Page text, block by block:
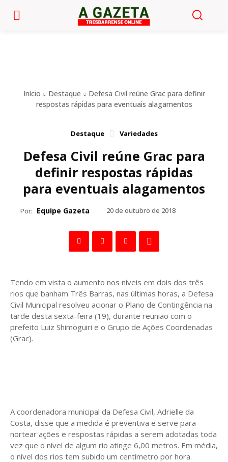
Início Destaque
Defesa Civil reúne Grac para definir
respostas rápidas para eventuais alagamentos
Destaque Variedades
Defesa Civil reúne Grac para
definir respostas rápidas
para eventuais alagamentos
Por: Equipe Gazeta 20 de outubro de 2018
Tendo em vista o aumento nos níveis em dois dos três
rios que banham Três Barras, nas últimas horas, a Defesa
Civil Municipal resolveu acionar o Plano de Contingência na
tarde desta sexta-feira (19), durante reunião com o
prefeito Luiz Shimoguiri e o Grupo de Ações Coordenadas
(Grac).
A coordenadora municipal da Defesa Civil, Adrielle da
Costa, disse que a medida é preventiva e serve para
nortear ações e respostas rápidas a serem adotadas toda
vez que o nível de algum rio atinge 6,00 metros. Em média,
o nível dos rios tem subido um centímetro por hora.